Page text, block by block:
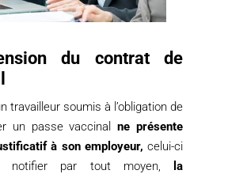
du contrat de
travailleur soumis à l’obligation de
un passe vaccinalne présente
à son employeur, celui-ci
notifier par tout moyen,
la